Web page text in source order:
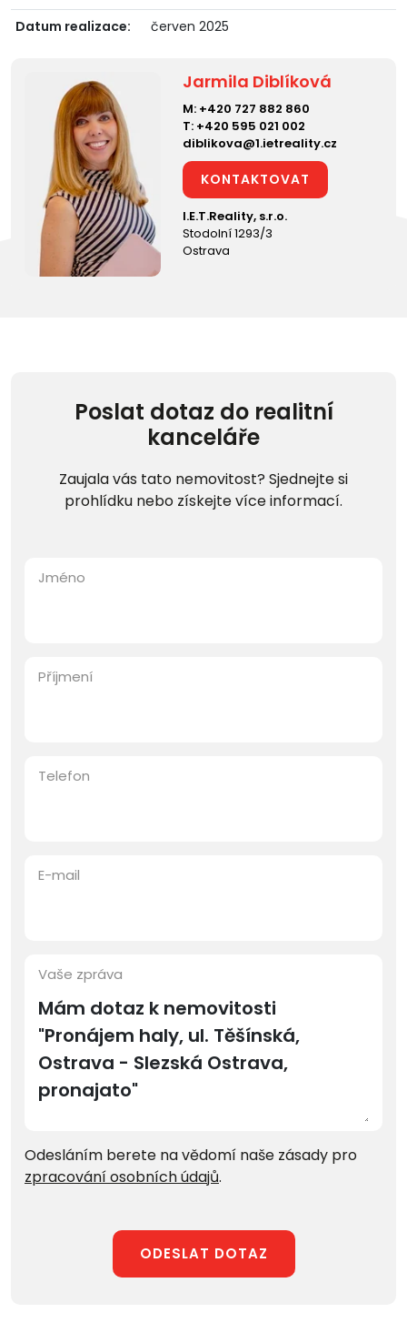
Datum realizace:
červen 2025
Jarmila Diblíková
M: +420 727 882 860
T: +420 595 021 002
diblikova@1.ietreality.cz
KONTAKTOVAT
I.E.T.Reality, s.r.o.
Stodolní 1293/3
Ostrava
Poslat dotaz do realitní
kanceláře
Zaujala vás tato nemovitost? Sjednejte si
prohlídku nebo získejte více informací.
Jméno
Příjmení
Telefon
E-mail
Vaše zpráva
Odesláním berete na vědomí naše zásady pro
zpracování osobních údajů.
ODESLAT DOTAZ